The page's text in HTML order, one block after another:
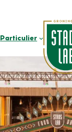
Particulier